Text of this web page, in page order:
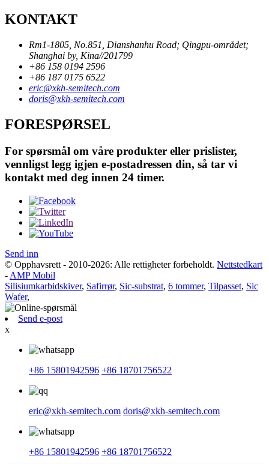
KONTAKT
Rm1-1805, No.851, Dianshanhu Road; Qingpu-området;
Shanghai by, Kina//201799
+86 158 0194 2596
+86 187 0175 6522
eric@xkh-semitech.com
doris@xkh-semitech.com
FORESPØRSEL
For spørsmål om våre produkter eller prislister,
vennligst legg igjen e-postadressen din, så tar vi
kontakt med deg innen 24 timer.
Send inn
© Opphavsrett - 2010-2026: Alle rettigheter forbeholdt. Nettstedkart
- AMP Mobil
Silisiumkarbidskiver, Safirrør, Sic-substrat, 6 tommer, Tilpasset, Sic
Wafer,
Send e-post
x
+86 15801942596 +86 18701756522
eric@xkh-semitech.com doris@xkh-semitech.com
+86 15801942596 +86 18701756522